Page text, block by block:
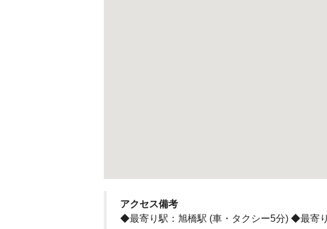
アクセス備考
◆最寄り駅：旭橋駅 (車・タクシー5分) ◆最寄